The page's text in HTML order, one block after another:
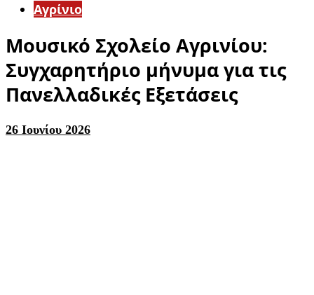
Aγρίνιο
Μουσικό Σχολείο Αγρινίου:
Συγχαρητήριο μήνυμα για τις
Πανελλαδικές Εξετάσεις
26 Ιουνίου 2026